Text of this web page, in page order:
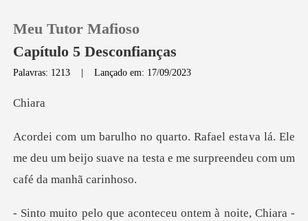
Loja
Histórico
Meu Tutor Mafioso
Capítulo 5 Desconfianças
Palavras: 1213 |Lançado em: 17/09/2023
ia
va lá. Ele
me deu um beijo suave na testa e m
te, Chiara -